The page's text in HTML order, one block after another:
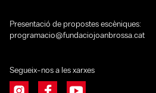
Presentació de propostes escèniques:
programacio@fundaciojoanbrossa.cat
Segueix-nos a les xarxes